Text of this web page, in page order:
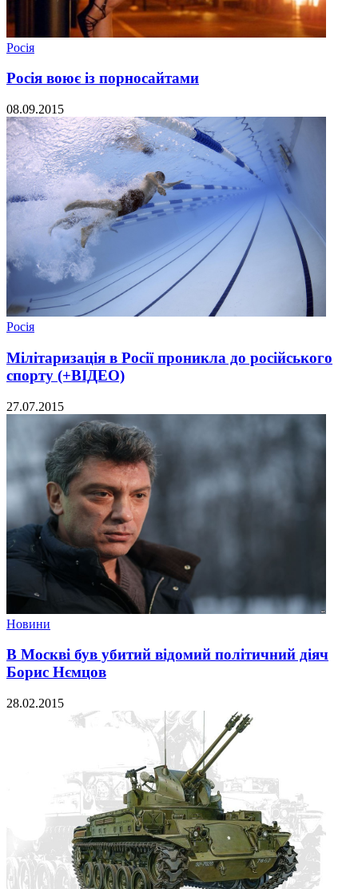
Росія
Росія воює із порносайтами
08.09.2015
Росія
Мілітаризація в Росії проникла до російського
спорту (+ВІДЕО)
27.07.2015
Новини
В Москві був убитий відомий політичний діяч
Борис Нємцов
28.02.2015